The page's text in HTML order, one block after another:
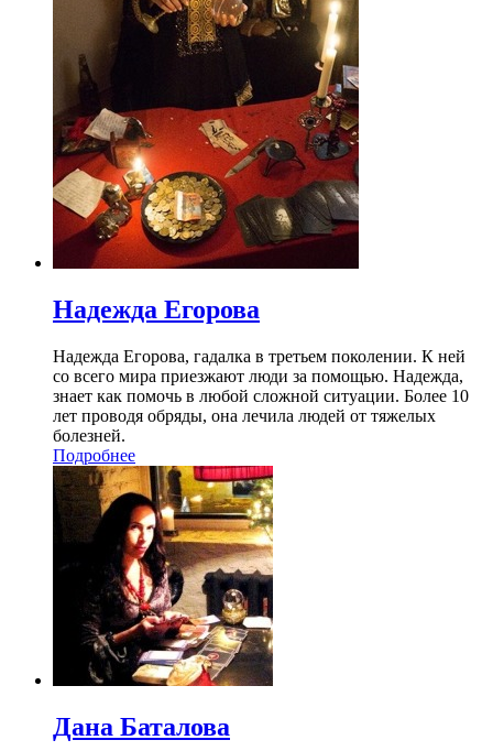
Надежда Егорова
Надежда Егорова, гадалка в третьем поколении. К ней
со всего мира приезжают люди за помощью. Надежда,
знает как помочь в любой сложной ситуации. Более 10
лет проводя обряды, она лечила людей от тяжелых
болезней.
Подробнее
Дана Баталова